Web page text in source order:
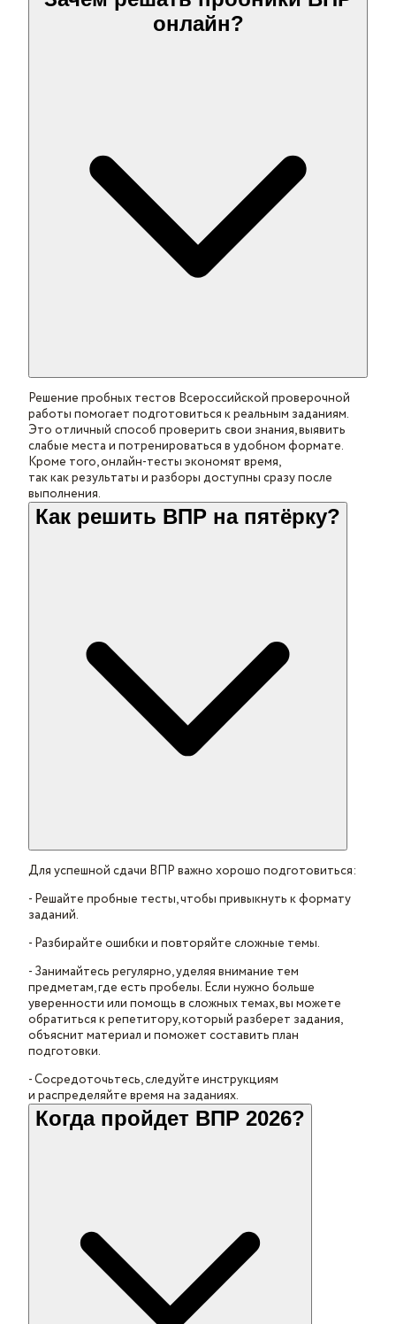
онлайн?
Решение пробных тестов Всероссийской проверочной
работы помогает подготовиться к реальным заданиям.
Это отличный способ проверить свои знания, выявить
слабые места и потренироваться в удобном формате.
Кроме того, онлайн-тесты экономят время,
так как результаты и разборы доступны сразу после
выполнения.
Как решить ВПР на пятёрку?
Для успешной сдачи ВПР важно хорошо подготовиться:
- Решайте пробные тесты, чтобы привыкнуть к формату
заданий.
- Разбирайте ошибки и повторяйте сложные темы.
- Занимайтесь регулярно, уделяя внимание тем
предметам, где есть пробелы. Если нужно больше
уверенности или помощь в сложных темах, вы можете
обратиться к репетитору, который разберет задания,
объяснит материал и поможет составить план
подготовки.
- Сосредоточьтесь, следуйте инструкциям
и распределяйте время на заданиях.
Когда пройдет ВПР 2026?